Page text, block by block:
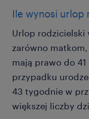
Ile wynosi urlop
Urlop rodzicielski
zarówno
mają prawo do
przypadku
43 tygodnie w
większej liczby